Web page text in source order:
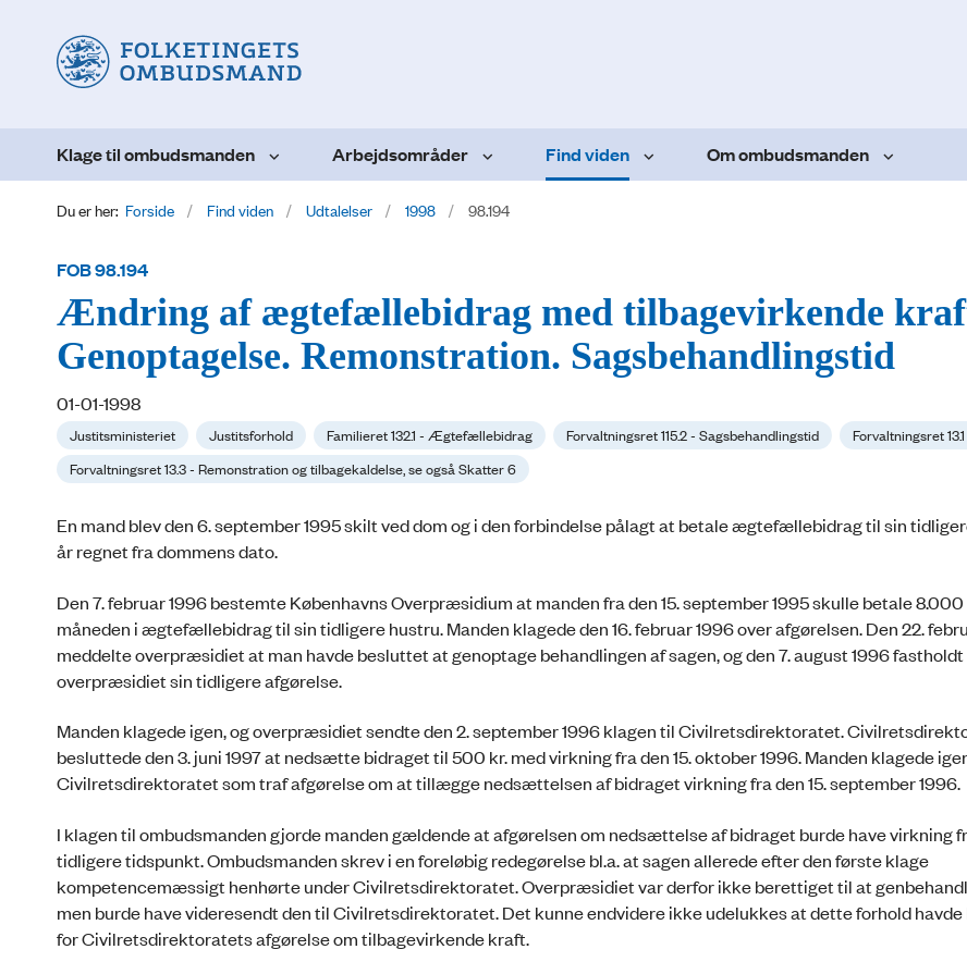
Klage til ombudsmanden Arbejdsområder Find viden Om ombudsmanden
Du er her: Forside Find viden Udtalelser 1998 98.194
FOB 98.194
Ændring af ægtefællebidrag med tilbagevirkende
Genoptagelse. Remonstration. Sagsbehandlingstid
01-01-1998
Justitsministeriet Justitsforhold Familieret 132.1 - Ægtefællebidrag Forvaltningsret 115.2 - Sagsbehandlingstid
Forvaltningsret
Forvaltningsret 13.3 - Remonstration og tilbagekaldelse, se også Skatter 6
En mand blev den 6. september 1995 skilt ved dom og i den forbindelse pålagt at betale ægtefællebidrag til sin
år regnet fra dommens dato.
Den 7. februar 1996 bestemte Københavns Overpræsidium at manden fra den 15. september 1995 skulle betale 8.000
måneden i ægtefællebidrag til sin tidligere hustru. Manden klagede den 16. februar 1996 over afgørelsen. Den 22.
meddelte overpræsidiet at man havde besluttet at genoptage behandlingen af sagen, og den 7. august 1996 fastholdt
overpræsidiet sin tidligere afgørelse.
Manden klagede igen, og overpræsidiet sendte den 2. september 1996 klagen til Civilretsdirektoratet.
besluttede den 3. juni 1997 at nedsætte bidraget til 500 kr. med virkning fra den 15. oktober 1996. Manden klagede
Civilretsdirektoratet som traf afgørelse om at tillægge nedsættelsen af bidraget virkning fra den 15. september 1996.
I klagen til ombudsmanden gjorde manden gældende at afgørelsen om nedsættelse af bidraget burde have virkning
tidligere tidspunkt. Ombudsmanden skrev i en foreløbig redegørelse bl.a. at sagen allerede efter den første klage
kompetencemæssigt henhørte under Civilretsdirektoratet. Overpræsidiet var derfor ikke berettiget til at
men burde have videresendt den til Civilretsdirektoratet. Det kunne endvidere ikke udelukkes at dette forhold
for Civilretsdirektoratets afgørelse om tilbagevirkende kraft.